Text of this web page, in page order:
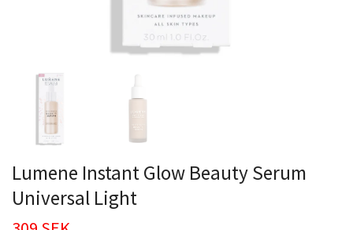
Lumene Instant Glow Beauty Serum
Universal Light